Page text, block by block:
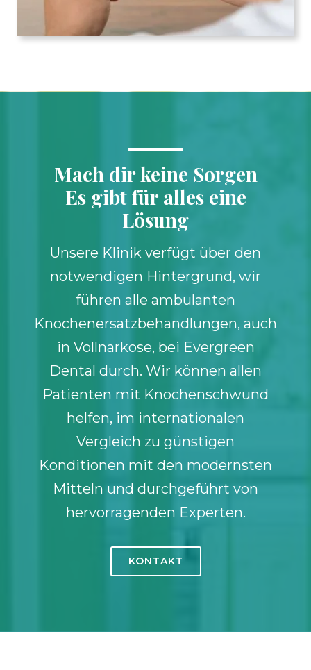
Mach dir keine Sorgen
Es gibt für alles eine
Lösung
Unsere Klinik verfügt über den
notwendigen Hintergrund, wir
führen alle ambulanten
Knochenersatzbehandlungen, auch
in Vollnarkose, bei Evergreen
Dental durch. Wir können allen
Patienten mit Knochenschwund
helfen, im internationalen
Vergleich zu günstigen
Konditionen mit den modernsten
Mitteln und durchgeführt von
hervorragenden Experten.
KONTAKT